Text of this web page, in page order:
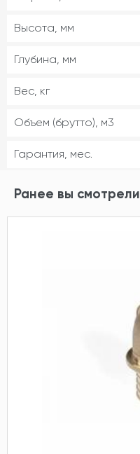
Высота, мм
Глубина, мм
Вес, кг
Объем (брутто), м3
Гарантия, мес.
Ранее вы смотрели